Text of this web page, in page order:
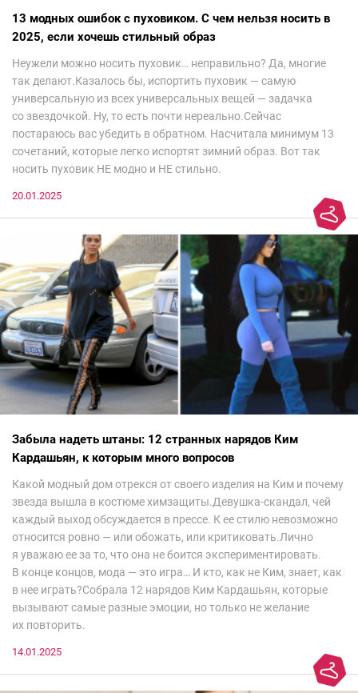
13 модных ошибок с пуховиком. С чем нельзя носить в
2025, если хочешь стильный образ
Неужели можно носить пуховик… неправильно? Да, многие
так делают.Казалось бы, испортить пуховик — самую
универсальную из всех универсальных вещей — задачка
со звездочкой. Ну, то есть почти нереально.Сейчас
постараюсь вас убедить в обратном. Насчитала минимум 13
сочетаний, которые легко испортят зимний образ. Вот так
носить пуховик НЕ модно и НЕ стильно.
20.01.2025
Забыла надеть штаны: 12 странных нарядов Ким
Кардашьян, к которым много вопросов
Какой модный дом отрекся от своего изделия на Ким и почему
звезда вышла в костюме химзащиты.Девушка-скандал, чей
каждый выход обсуждается в прессе. К ее стилю невозможно
относится ровно — или обожать, или критиковать.Лично
я уважаю ее за то, что она не боится экспериментировать.
В конце концов, мода — это игра… И кто, как не Ким, знает, как
в нее играть?Собрала 12 нарядов Ким Кардашьян, которые
вызывают самые разные эмоции, но только не желание
их повторить.
14.01.2025